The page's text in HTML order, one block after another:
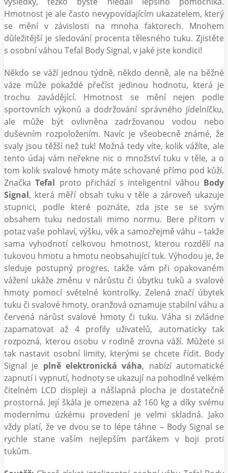
Hmotnost je ale často nevypovídajícím ukazatelem, který
se mění v závislosti na mnoha faktorech. Mnohem
důležitější je sledování procenta tělesného tuku. Zjistěte
s osobní váhou Tefal Body Signal, v jaké jste kondici!
Někdo se váží jednou týdně, někdo denně, ale na běžné
váze může pokaždé přečíst jedinou hodnotu, která je
trochu zavádějící. Hmotnost se mění nejen podle
sportovních výkonů a dodržování správného jídelníčku,
ale může být ovlivněna zadržovanou vodou nebo
duševním rozpoložením. Navíc je všeobecně známé, že
svaly jsou těžší než tuk! Možná tedy víte, kolik vážíte, ale
tento údaj vám neřekne nic o množství tuku v těle, a o
tom kolik svalové hmoty máte schované přímo pod kůží.
ZnačkaTefal proto přichází s inteligentní váhou Body
Signal, která měří obsah tuku v těle a zároveň ukazuje
stupnici, podle které poznáte, zda jste se se svým
obsahem tuku nedostali mimo normu. Bere přitom v
potaz vaše pohlaví, výšku, věk a samozřejmě váhu – takže
sama vyhodnotí celkovou hmotnost, kterou rozdělí na
tukovou hmotu a hmotu neobsahující tuk. Výhodou je, že
sleduje postupný progres, takže vám při opakovaném
vážení ukáže změnu v nárůstu či úbytku tuků a svalové
hmoty pomocí světelné kontrolky. Zelená značí úbytek
tuku či svalové hmoty, oranžová oznamuje stabilní váhu a
červená nárůst svalové hmoty či tuku. Váha si zvládne
zapamatovat až 4 profily uživatelů, automaticky tak
rozpozná, kterou osobu v rodině zrovna váží. Můžete si
tak nastavit osobní limity, kterými se chcete řídit. Body
Signal je plně elektronická váha, nabízí automatické
zapnutí i vypnutí, hodnoty se ukazují na pohodlně velkém
čitelném LCD displeji a nášlapná plocha je dostatečně
prostorná. Její škála je omezena až 160 kg a díky svému
modernímu úzkému provedení je velmi skladná. Jako
vždy platí, že ve dvou se to lépe táhne – Body Signal se
rychle stane vaším nejlepším parťákem v boji proti
tukům.